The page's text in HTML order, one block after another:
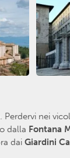
nei
dalla Fontana
dai Giardini